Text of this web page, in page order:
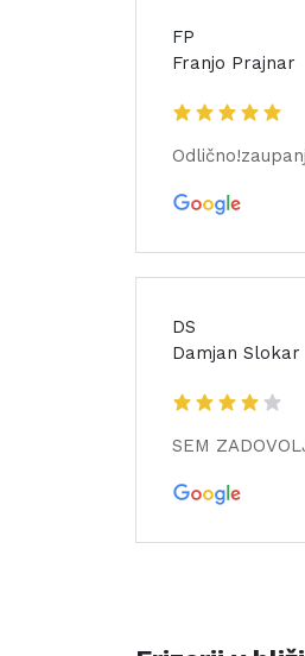
FP
Franjo Prajnar
DS
Damjan Slokar
SEM